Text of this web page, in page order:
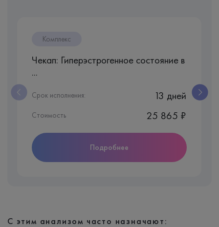
Комплекс
Чекап: Гиперэстрогенное состояние в
...
Срок исполнения: 13 дней
Стоимость 25 865 ₽
Подробнее
С этим анализом часто назначают: